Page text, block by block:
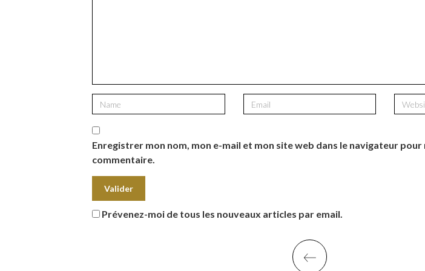
Enregistrer mon nom, mon e-mail et mon site web dans le navigateur pour
commentaire.
Prévenez-moi de tous les nouveaux articles par email.